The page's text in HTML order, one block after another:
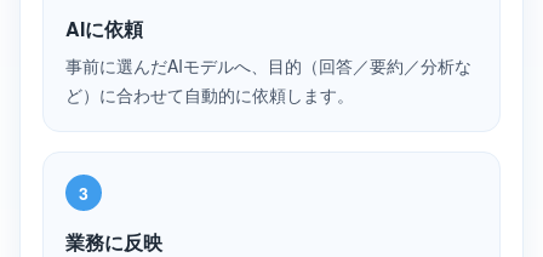
AIに依頼
事前に選んだAIモデルへ、目的（回答／要約／分析な
ど）に合わせて自動的に依頼します。
3
業務に反映